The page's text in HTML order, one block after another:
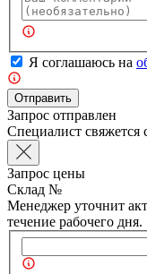
Я соглашаюсь на
Отправить
Запрос отправлен
Специалист свяжется
Запрос цены
Склад №
Менеджер уточнит
течение рабочего дня.